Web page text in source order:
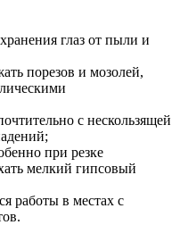
глаз от пыли и
порезов и мозолей,
с нескользящей
при резке
мелкий гипсовый
работы в местах с